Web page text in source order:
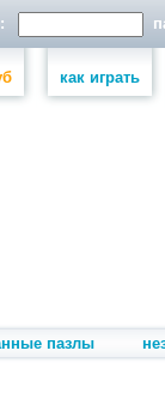
как играть
пазлы